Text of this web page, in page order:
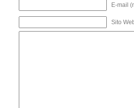
E-mail
Sito